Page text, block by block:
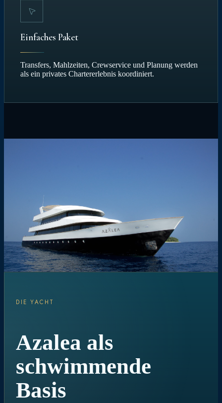
Einfaches Paket
Transfers, Mahlzeiten, Crewservice und Planung werden
als ein privates Chartererlebnis koordiniert.
DIE YACHT
Azalea als
schwimmende
Basis